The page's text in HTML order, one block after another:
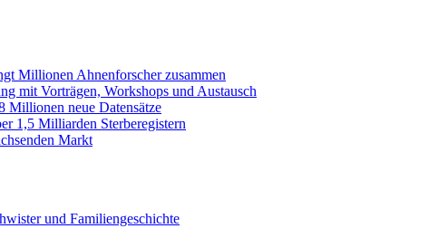
Millionen Ahnenforscher zusammen
mit Vorträgen, Workshops und Austausch
Millionen neue Datensätze
1,5 Milliarden Sterberegistern
Markt
und Familiengeschichte